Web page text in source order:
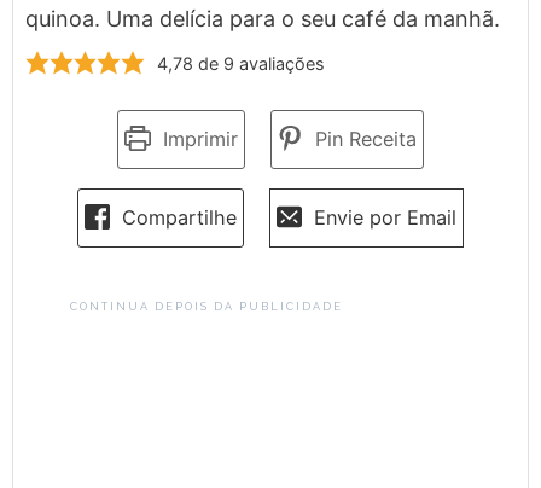
quinoa. Uma delícia para o seu café da manhã.
4,78 de 9 avaliações
Imprimir Pin Receita
Compartilhe Envie por Email
CONTINUA DEPOIS DA PUBLICIDADE